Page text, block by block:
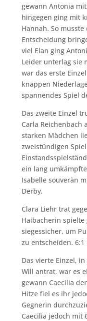
gewann Antonia
hingegen ging mit
Hannah. So
Entscheidung
viel Elan ging
Leider unterlag sie
war das erste
knappen
spannendes Spiel
Das zweite Einzel
Carla Reichenbach
starken Mädchen
zweistündigen
ein lang
Isabelle souverän
Derby.
Clara Liehr trat
Haibacherin
siegessicher, um
zu entscheiden.
Das vierte Einzel,
Will antrat, war es
gewann Caecilia
Hitze fiel es ihr
Gegnerin
Caecilia jedoch mit